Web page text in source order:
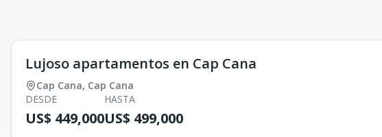
Lujoso apartamentos en Cap Cana
Cap Cana, Cap Cana
DESDE
US$ 449,000
HASTA
US$ 499,000